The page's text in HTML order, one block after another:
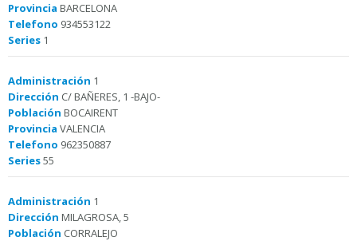
Provincia BARCELONA
Telefono 934553122
Series 1
Administración 1
Dirección C/ BAÑERES, 1 -BAJO-
Población BOCAIRENT
Provincia VALENCIA
Telefono 962350887
Series55
Administración 1
Dirección MILAGROSA, 5
Población CORRALEJO